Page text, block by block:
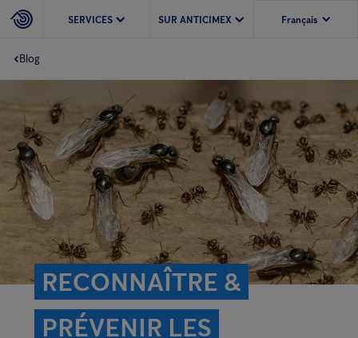
SERVICES SUR ANTICIMEX
Blog
RECONNAÎTRE &
PRÉVENIR LES